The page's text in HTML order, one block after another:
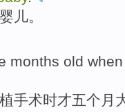
婴儿。
months old when
手术时才五个月